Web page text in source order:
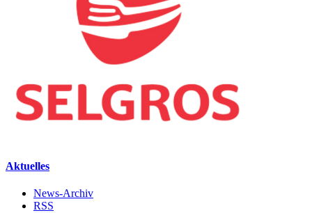
Aktuelles
News-Archiv
RSS